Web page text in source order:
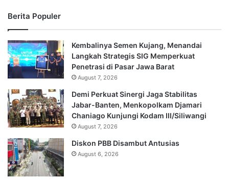
Berita Populer
Kembalinya Semen Kujang, Menandai
Langkah Strategis SIG Memperkuat
Penetrasi di Pasar Jawa Barat
August 7, 2026
Demi Perkuat Sinergi Jaga Stabilitas
Jabar-Banten, Menkopolkam Djamari
Chaniago Kunjungi Kodam III/Siliwangi
August 7, 2026
Diskon PBB Disambut Antusias
August 6, 2026